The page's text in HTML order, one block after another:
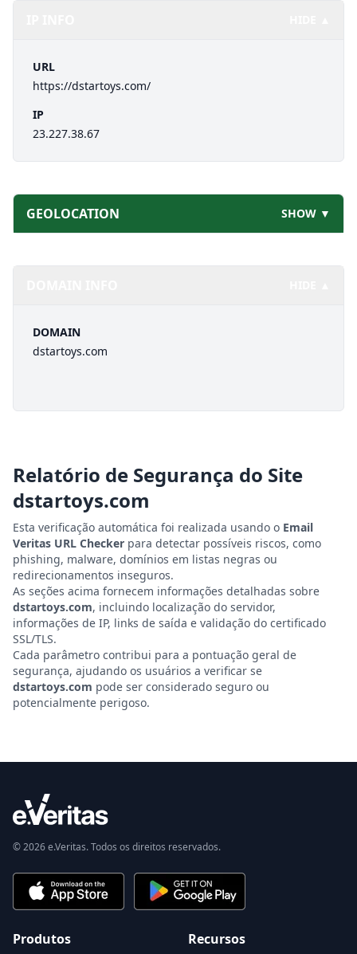
URL
https://dstartoys.com/
IP
23.227.38.67
GEOLOCATION SHOW ▼
DOMAIN
dstartoys.com
Relatório de Segurança do Site
dstartoys.com
Esta verificação automática foi realizada usando o Email
Veritas URL Checker para detectar possíveis riscos, como
phishing, malware, domínios em listas negras ou
redirecionamentos inseguros.
As seções acima fornecem informações detalhadas sobre
dstartoys.com, incluindo localização do servidor,
informações de IP, links de saída e validação do certificado
SSL/TLS.
Cada parâmetro contribui para a pontuação geral de
segurança, ajudando os usuários a verificar se
dstartoys.com pode ser considerado seguro ou
potencialmente perigoso.
© 2026 e.Veritas. Todos os direitos reservados.
Produtos Recursos